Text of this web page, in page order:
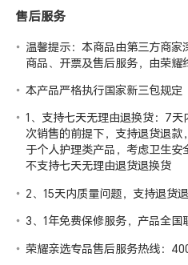
售后服务
温馨提示：本商品由第三方商
商品、开票及售后服务，由荣耀
本产品严格执行国家新三包规定
1、支持七天无理由退换货：7
次销售的前提下，支持退货退
于个人护理类产品，考虑卫生
不支持七天无理由退货退换货
2、15天内质量问题，支持退货
3、1年免费保修服务，产品全国
荣耀亲选专品售后服务热线：